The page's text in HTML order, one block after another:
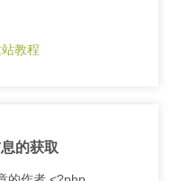
教程
的获取